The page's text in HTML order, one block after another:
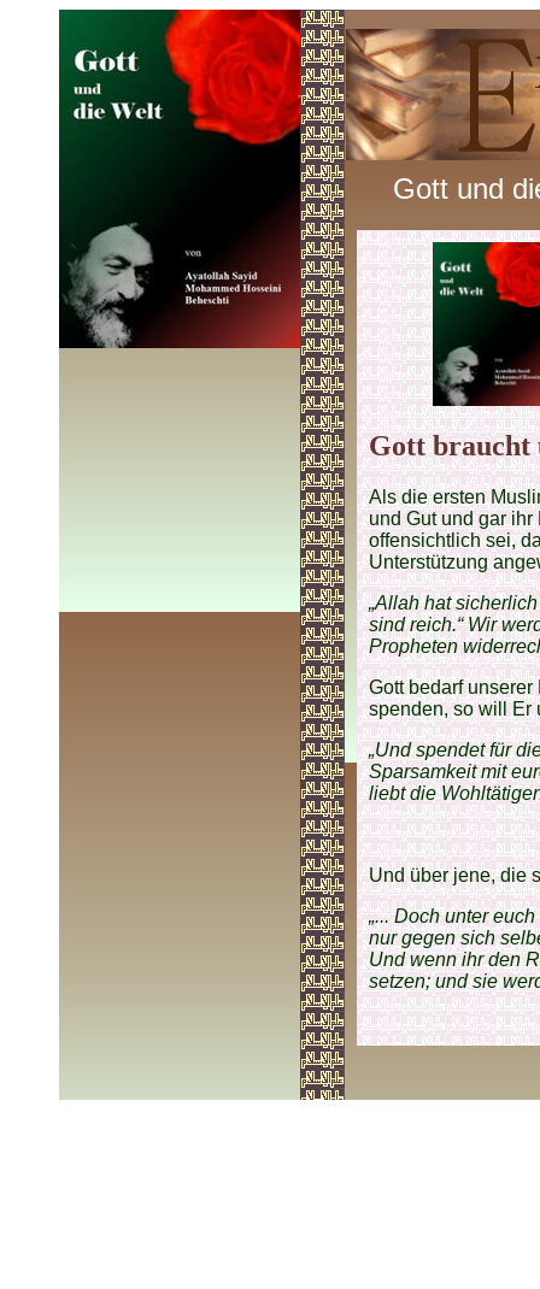
Gott und
Gott braucht
Als die ersten
und Gut und gar
offensichtlich sei,
Unterstützung
„Allah hat
sind reich.“ Wir
Propheten
Gott bedarf
spenden, so will Er
„Und spendet für
Sparsamkeit mit
liebt die
Und über jene, die
„... Doch unter
nur gegen sich
Und wenn ihr den
setzen; und sie